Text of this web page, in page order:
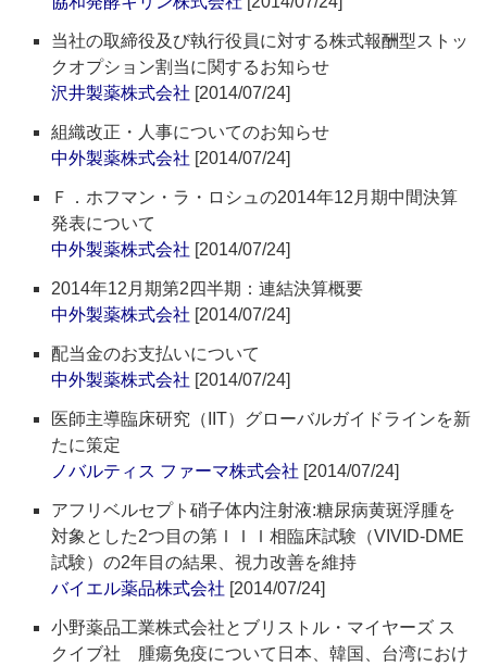
当社の取締役及び執行役員に対する株式報酬型ストッ
クオプション割当に関するお知らせ
沢井製薬株式会社 [2014/07/24]
組織改正・人事についてのお知らせ
中外製薬株式会社 [2014/07/24]
Ｆ．ホフマン・ラ・ロシュの2014年12月期中間決算
発表について
中外製薬株式会社 [2014/07/24]
2014年12月期第2四半期：連結決算概要
中外製薬株式会社 [2014/07/24]
配当金のお支払いについて
中外製薬株式会社 [2014/07/24]
医師主導臨床研究（IIT）グローバルガイドラインを新
たに策定
ノバルティス ファーマ株式会社 [2014/07/24]
アフリベルセプト硝子体内注射液:糖尿病黄斑浮腫を
対象とした2つ目の第ＩＩＩ相臨床試験（VIVID-DME
試験）の2年目の結果、視力改善を維持
バイエル薬品株式会社 [2014/07/24]
小野薬品工業株式会社とブリストル・マイヤーズ ス
クイブ社 腫瘍免疫について日本、韓国、台湾におけ